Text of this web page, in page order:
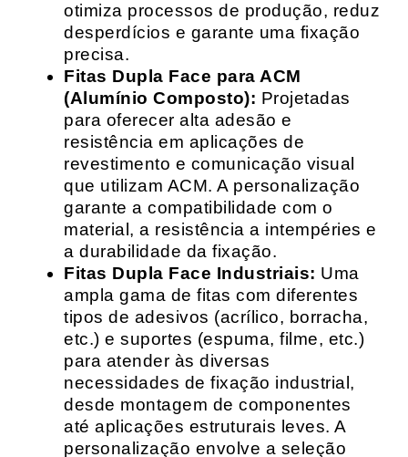
otimiza processos de produção, reduz
desperdícios e garante uma fixação
precisa.
Fitas Dupla Face para ACM
(Alumínio Composto): Projetadas
para oferecer alta adesão e
resistência em aplicações de
revestimento e comunicação visual
que utilizam ACM. A personalização
garante a compatibilidade com o
material, a resistência a intempéries e
a durabilidade da fixação.
Fitas Dupla Face Industriais: Uma
ampla gama de fitas com diferentes
tipos de adesivos (acrílico, borracha,
etc.) e suportes (espuma, filme, etc.)
para atender às diversas
necessidades de fixação industrial,
desde montagem de componentes
até aplicações estruturais leves. A
personalização envolve a seleção